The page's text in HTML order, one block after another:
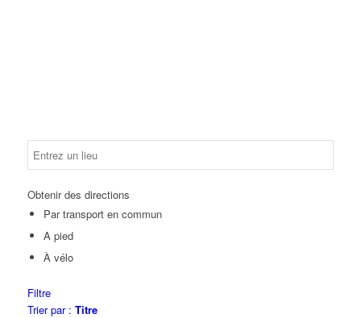
Obtenir des directions
Par transport en commun
A pied
À vélo
Filtre
Trier par : Titre